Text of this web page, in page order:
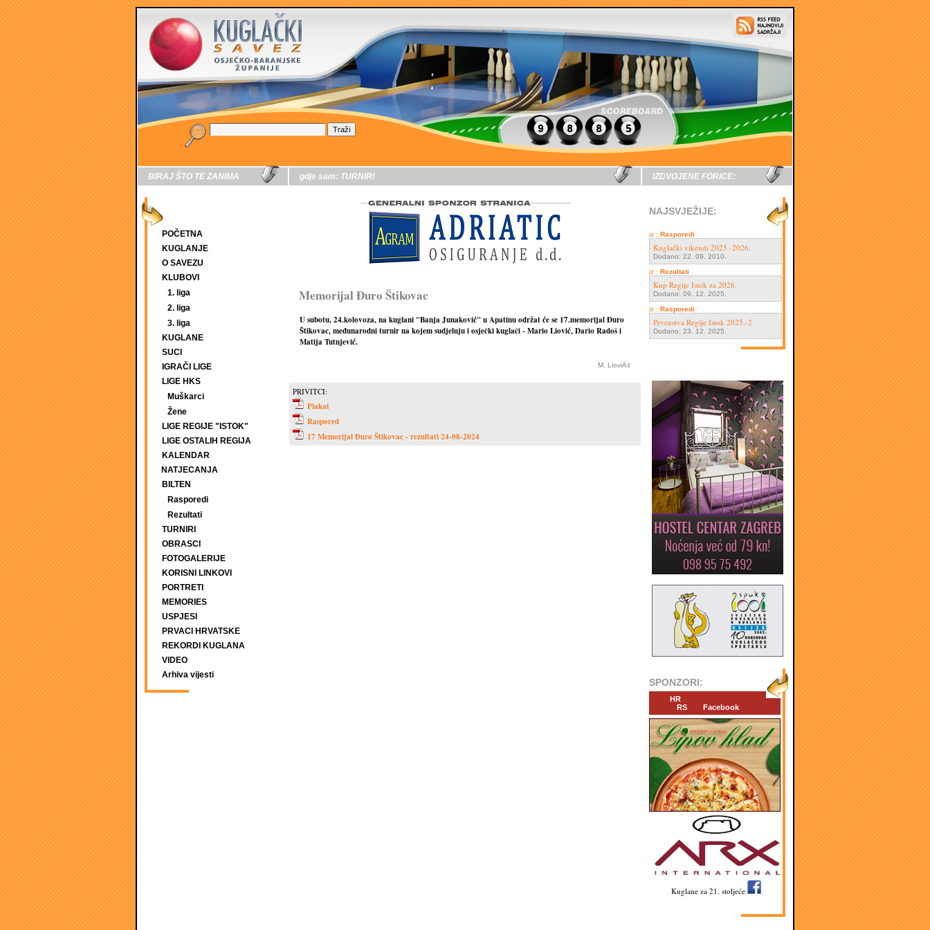
BIRAJ ŠTO TE ZANIMA
POČETNA
KUGLANJE
O SAVEZU
KLUBOVI
1. liga
2. liga
3. liga
KUGLANE
SUCI
IGRAČI LIGE
LIGE HKS
Muškarci
Žene
LIGE REGIJE "ISTOK"
LIGE OSTALIH REGIJA
KALENDAR
NATJECANJA
BILTEN
Rasporedi
Rezultati
TURNIRI
OBRASCI
FOTOGALERIJE
KORISNI LINKOVI
PORTRETI
MEMORIES
USPJESI
PRVACI HRVATSKE
REKORDI KUGLANA
VIDEO
Arhiva vijesti
gdje sam: TURNIRI
Memorijal Đuro Štikovac
U subotu, 24.kolovoza, na kuglani "Banja Junaković" u Apatinu održat će se 17.memorijal Đuro
Štikovac, međunarodni turnir na kojem sudjeluju i osječki kuglači - Mario Liović, Dario Radoš i
Matija Tutnjević.
M. LioviÄ‡
PRIVITCI:
Plakat
Raspored
17 Memorijal Đuro Štikovac - rezultati 24-08-2024
IZDVOJENE FORICE:
NAJSVJEŽIJE:
iz : Rasporedi
Kuglački vikendi 2025.-2026.
Dodano: 22. 09. 2010.
iz : Rezultati
Kup Regije Istok za 2026.
Dodano: 09. 12. 2025.
iz : Rasporedi
Prvenstva Regije Istok 2025.-2
Dodano: 23. 12. 2025.
SPONZORI:
HR
RS
Facebook
Kuglane za 21. stoljeće